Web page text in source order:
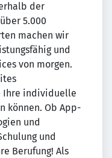
der
5.000
machen wir
und
von morgen.
Ihre individuelle
können. Ob App-
und
und
Berufung! Als